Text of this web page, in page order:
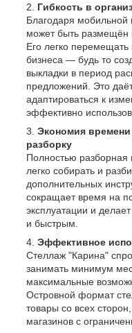
Гибкость в
Благодаря мобильной
может быть размещён
Его легко перемещать
бизнеса — будь то
выкладки в период
предложений. Это
адаптироваться к
эффективно
Экономия
разборку
Полностью разборная
легко собирать и
дополнительных
сокращает время на
эксплуатации и
и быстрым.
Эффективное
Стеллаж "Карина"
занимать минимум
максимальные
Островной формат
товары со всех
магазинов с